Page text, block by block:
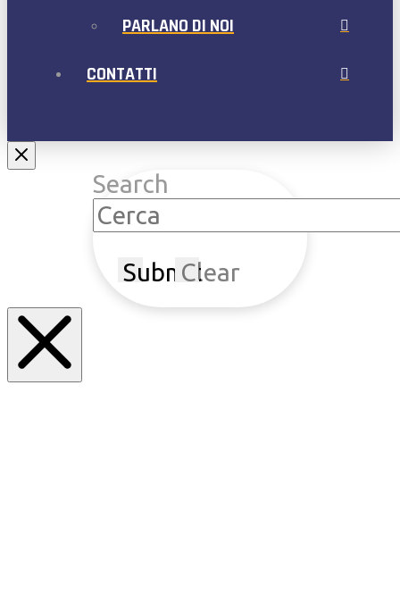
PARLANO DI NOI
CONTATTI
Search
SubmitClear